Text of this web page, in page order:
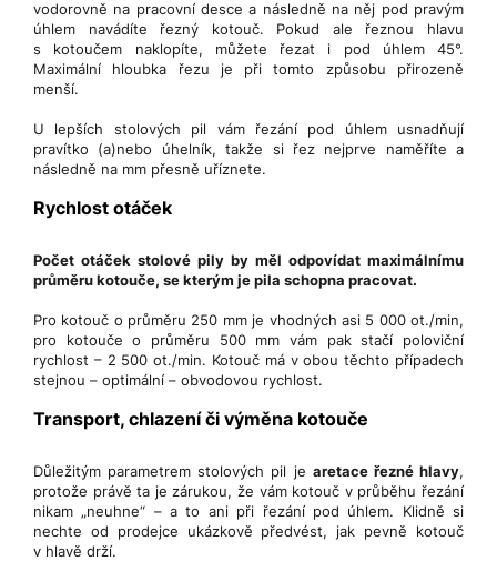
vodorovně na pracovní desce a následně na něj pod pravým
úhlem navádíte řezný kotouč. Pokud ale řeznou hlavu
s kotoučem naklopíte, můžete řezat i pod úhlem 45°.
Maximální hloubka řezu je při tomto způsobu přirozeně
menší.
U lepších stolových pil vám řezání pod úhlem usnadňují
pravítko (a)nebo úhelník, takže si řez nejprve naměříte a
následně na mm přesně uříznete.
Rychlost otáček
Počet otáček stolové pily by měl odpovídat maximálnímu
průměru kotouče, se kterým je pila schopna pracovat.
Pro kotouč o průměru 250 mm je vhodných asi 5 000 ot./min,
pro kotouče o průměru 500 mm vám pak stačí poloviční
rychlost – 2 500 ot./min. Kotouč má v obou těchto případech
stejnou – optimální – obvodovou rychlost.
Transport, chlazení či výměna kotouče
Důležitým parametrem stolových pil je aretace řezné hlavy,
protože právě ta je zárukou, že vám kotouč v průběhu řezání
nikam „neuhne“ – a to ani při řezání pod úhlem. Klidně si
nechte od prodejce ukázkově předvést, jak pevně kotouč
v hlavě drží.